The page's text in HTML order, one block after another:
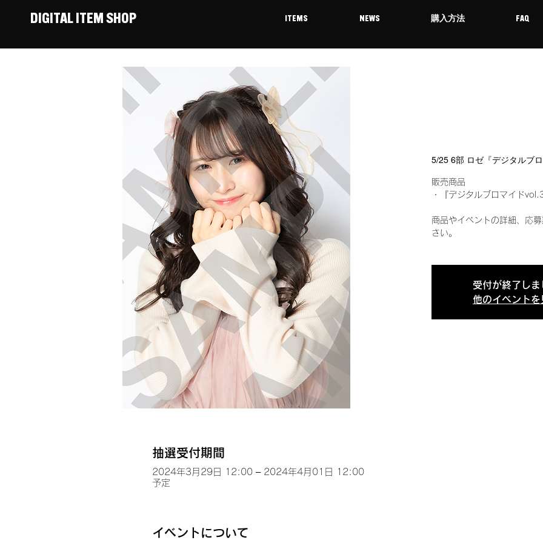
DIGITAL ITEM SHOP ITEMS NEWS 購入方法 FAQ
5/25 6部 ロゼ『デジタルブ
販売商品
・『デジタルブロマイド
商品やイベントの詳細、応
さい。
受付が終了しま
他のイベントを
抽選受付期間
2024年3月29日 12:00 – 2024年4月01日 12:00
予定
イベントについて